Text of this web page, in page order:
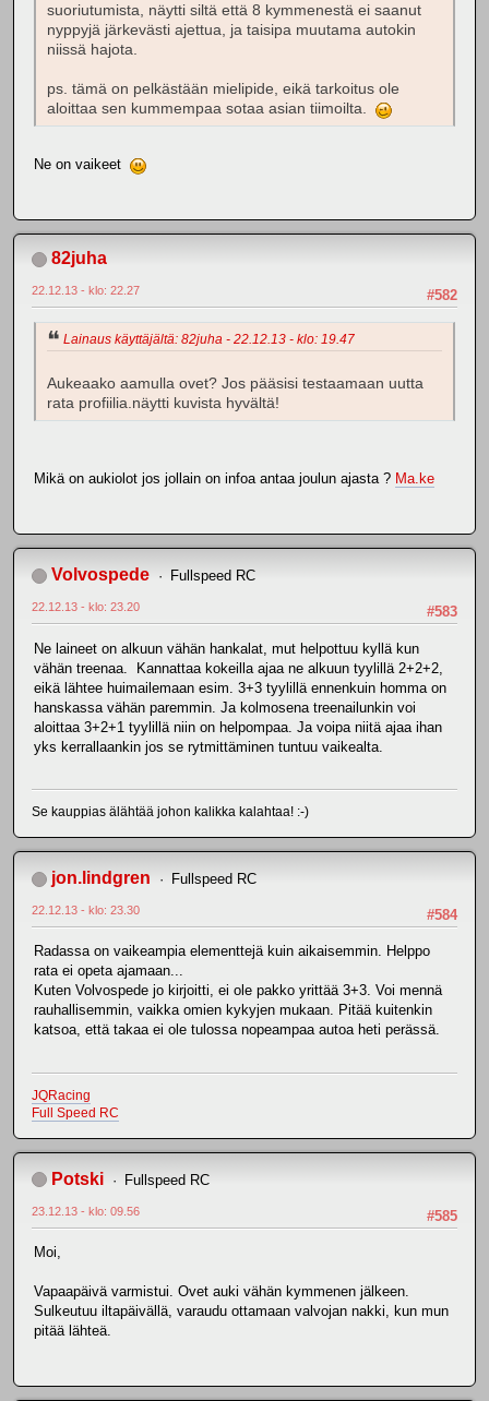
suoriutumista, näytti siltä että 8 kymmenestä ei saanut
nyppyjä järkevästi ajettua, ja taisipa muutama autokin
niissä hajota.
ps. tämä on pelkästään mielipide, eikä tarkoitus ole
aloittaa sen kummempaa sotaa asian tiimoilta.
Ne on vaikeet
82juha
#582
22.12.13 - klo: 22.27
Lainaus käyttäjältä: 82juha - 22.12.13 - klo: 19.47
Aukeaako aamulla ovet? Jos pääsisi testaamaan uutta
rata profiilia.näytti kuvista hyvältä!
Mikä on aukiolot jos jollain on infoa antaa joulun ajasta ? Ma.ke
Volvospede Fullspeed RC
#583
22.12.13 - klo: 23.20
Ne laineet on alkuun vähän hankalat, mut helpottuu kyllä kun
vähän treenaa. Kannattaa kokeilla ajaa ne alkuun tyylillä 2+2+2,
eikä lähtee huimailemaan esim. 3+3 tyylillä ennenkuin homma on
hanskassa vähän paremmin. Ja kolmosena treenailunkin voi
aloittaa 3+2+1 tyylillä niin on helpompaa. Ja voipa niitä ajaa ihan
yks kerrallaankin jos se rytmittäminen tuntuu vaikealta.
Se kauppias älähtää johon kalikka kalahtaa! :-)
jon.lindgren Fullspeed RC
#584
22.12.13 - klo: 23.30
Radassa on vaikeampia elementtejä kuin aikaisemmin. Helppo
rata ei opeta ajamaan...
Kuten Volvospede jo kirjoitti, ei ole pakko yrittää 3+3. Voi mennä
rauhallisemmin, vaikka omien kykyjen mukaan. Pitää kuitenkin
katsoa, että takaa ei ole tulossa nopeampaa autoa heti perässä.
JQRacing
Full Speed RC
Potski Fullspeed RC
#585
23.12.13 - klo: 09.56
Moi,
Vapaapäivä varmistui. Ovet auki vähän kymmenen jälkeen.
Sulkeutuu iltapäivällä, varaudu ottamaan valvojan nakki, kun mun
pitää lähteä.